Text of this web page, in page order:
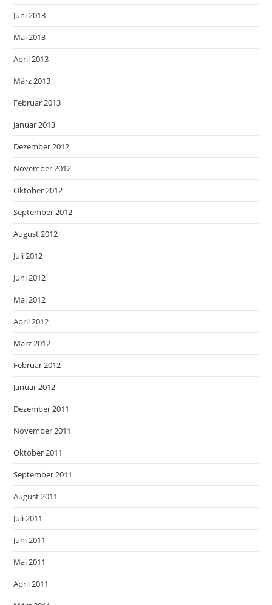
Juni 2013
Mai 2013
April 2013
März 2013
Februar 2013
Januar 2013
Dezember 2012
November 2012
Oktober 2012
September 2012
August 2012
Juli 2012
Juni 2012
Mai 2012
April 2012
März 2012
Februar 2012
Januar 2012
Dezember 2011
November 2011
Oktober 2011
September 2011
August 2011
Juli 2011
Juni 2011
Mai 2011
April 2011